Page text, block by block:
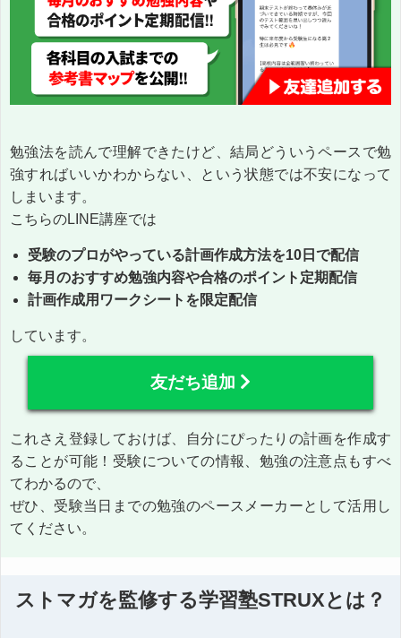
勉強法を読んで理解できたけど、結局どういうペースで勉
強すればいいかわからない、という状態では不安になって
しまいます。
こちらのLINE講座では
受験のプロがやっている計画作成方法を10日で配信
毎月のおすすめ勉強内容や合格のポイント定期配信
計画作成用ワークシートを限定配信
しています。
友だち追加
これさえ登録しておけば、自分にぴったりの計画を作成す
ることが可能！受験についての情報、勉強の注意点もすべ
てわかるので、
ぜひ、受験当日までの勉強のペースメーカーとして活用し
てください。
ストマガを監修する学習塾STRUXとは？